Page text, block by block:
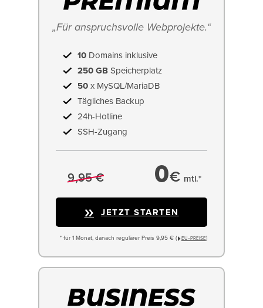
„Für anspruchsvolle Webprojekte.“
10 Domains inklusive
250 GB Speicherplatz
50 x MySQL/MariaDB
Tägliches Backup
24h-Hotline
SSH-Zugang
9,95 € 0€ mtl.*
JETZT STARTEN
* für 1 Monat, danach regulärer Preis 9,95 € ( EU−PREISE)